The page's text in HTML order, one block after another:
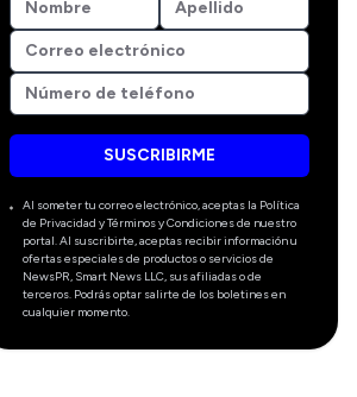
SUSCRIBIRME
Al someter tu correo electrónico, aceptas la Política
de Privacidad y Términos y Condiciones de nuestro
portal. Al suscribirte, aceptas recibir información u
ofertas especiales de productos o servicios de
NewsPR, Smart News LLC, sus afiliadas o de
terceros. Podrás optar salirte de los boletines en
cualquier momento.